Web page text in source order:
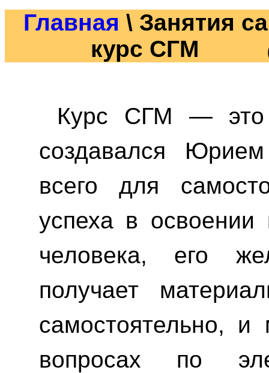
Главная \ Занятия
курс СГМ
Курс СГМ — это
создавался
всего для
успеха в освоении
человека, его
получает
самостоятельно,
вопросах по